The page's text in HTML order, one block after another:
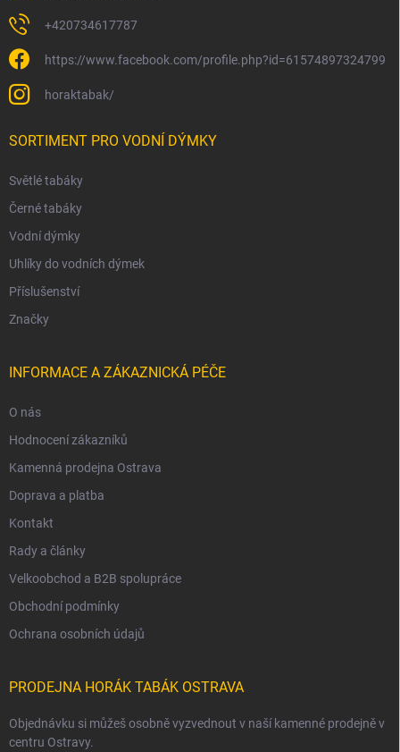
+420734617787
https://www.facebook.com/profile.php?id=61574897324799
horaktabak/
SORTIMENT PRO VODNÍ DÝMKY
Světlé tabáky
Černé tabáky
Vodní dýmky
Uhlíky do vodních dýmek
Příslušenství
Značky
INFORMACE A ZÁKAZNICKÁ PÉČE
O nás
Hodnocení zákazníků
Kamenná prodejna Ostrava
Doprava a platba
Kontakt
Rady a články
Velkoobchod a B2B spolupráce
Obchodní podmínky
Ochrana osobních údajů
PRODEJNA HORÁK TABÁK OSTRAVA
Objednávku si můžeš osobně vyzvednout v naší kamenné prodejně v
centru Ostravy.